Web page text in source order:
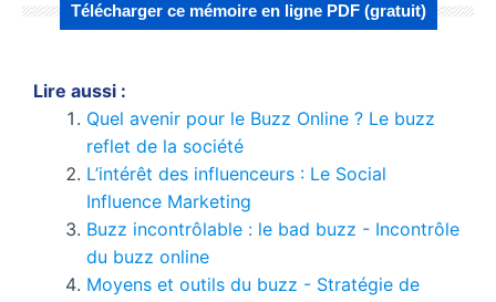
Télécharger ce mémoire en ligne PDF (gratuit)
Lire aussi :
Quel avenir pour le Buzz Online ? Le buzz
reflet de la société
L’intérêt des influenceurs : Le Social
Influence Marketing
Buzz incontrôlable : le bad buzz - Incontrôle
du buzz online
Moyens et outils du buzz - Stratégie de